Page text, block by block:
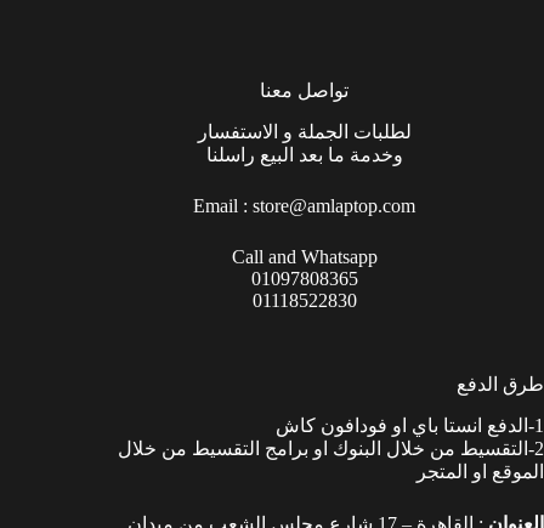
تواصل معنا
لطلبات الجملة و الاستفسار
وخدمة ما بعد البيع راسلنا
Email :store@amlaptop.com
Call and Whatsapp
01097808365
01118522830
طرق الدفع
1-الدفع انستا باي او فودافون كاش
2-التقسيط من خلال البنوك او برامج التقسيط من خلال
الموقع او المتجر
العنوان : القاهرة – 17 شارع مجلس الشعب من ميدان